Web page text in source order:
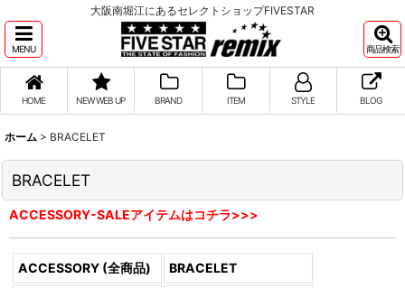
大阪南堀江にあるセレクトショップFIVESTAR
MENU 商品検索
HOME NEW WEB UP BRAND ITEM STYLE BLOG
ホーム > BRACELET
BRACELET
ACCESSORY-SALEアイテムはコチラ>>>
ACCESSORY (全商品) BRACELET